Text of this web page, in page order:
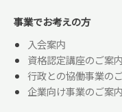
事業でお考えの方
入会案内
資格認定講座のご案内
行政との協働事業の
企業向け事業のご案内